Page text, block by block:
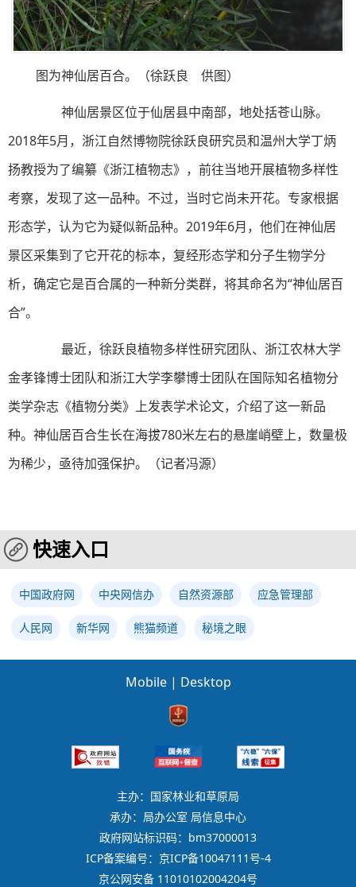
图为神仙居百合。（徐跃良 供图）
神仙居景区位于仙居县中南部，地处括苍山脉。
2018年5月，浙江自然博物院徐跃良研究员和温州大学丁炳
扬教授为了编纂《浙江植物志》，前往当地开展植物多样性
考察，发现了这一品种。不过，当时它尚未开花。专家根据
形态学，认为它为疑似新品种。2019年6月，他们在神仙居
景区采集到了它开花的标本，复经形态学和分子生物学分
析，确定它是百合属的一种新分类群，将其命名为“神仙居百
合”。
最近，徐跃良植物多样性研究团队、浙江农林大学
金孝锋博士团队和浙江大学李攀博士团队在国际知名植物分
类学杂志《植物分类》上发表学术论文，介绍了这一新品
种。神仙居百合生长在海拔780米左右的悬崖峭壁上，数量极
为稀少，亟待加强保护。（记者冯源）
快速入口
中国政府网 中央网信办 自然资源部 应急管理部
人民网 新华网 熊猫频道 秘境之眼
Mobile | Desktop
主办：国家林业和草原局
承办：局办公室 局信息中心
政府网站标识码：bm37000013
ICP备案编号：京ICP备10047111号-4
京公网安备 11010102004204号